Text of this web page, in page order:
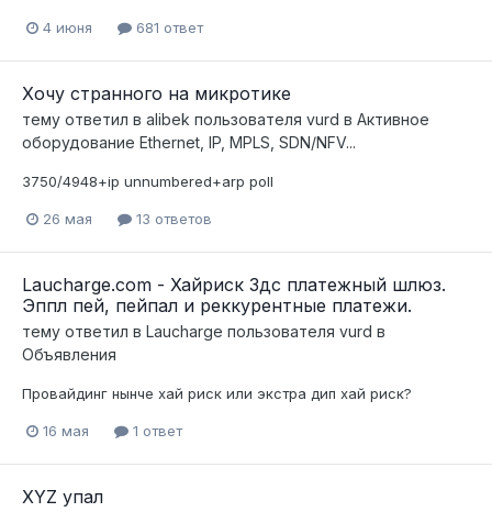
4 июня 681 ответ
Хочу странного на микротике
тему ответил в alibek пользователя vurd в Активное
оборудование Ethernet, IP, MPLS, SDN/NFV...
3750/4948+ip unnumbered+arp poll
26 мая 13 ответов
Laucharge.com - Хайриск 3дс платежный шлюз.
Эппл пей, пейпал и реккурентные платежи.
тему ответил в Laucharge пользователя vurd в
Объявления
Провайдинг нынче хай риск или экстра дип хай риск?
16 мая 1 ответ
XYZ упал